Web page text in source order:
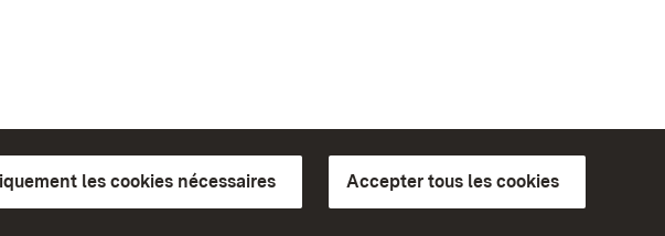
les cookies nécessaires Accepter tous les cookies